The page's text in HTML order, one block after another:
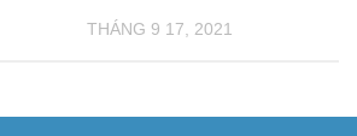
THÁNG 9 17, 2021